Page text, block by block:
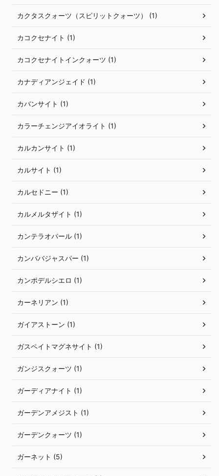
カクタスクォーツ（スピリットクォーツ） (1)
カコクセナイト (1)
カコクセナイトインクォーツ (1)
カナディアンジェイド (1)
カバンサイト (1)
カラーチェンジアイオライト (1)
カルカンサイト (1)
カルサイト (1)
カルセドニー (1)
カルメルタザイト (1)
カンテラオパール (1)
カンババジャスパー (1)
カンポデルシエロ (1)
カーネリアン (1)
ガイアストーン (1)
ガスペイトマグネサイト (1)
ガンジスクォーツ (1)
ガーディアナイト (1)
ガーデンアメジスト (1)
ガーデンクォーツ (1)
ガーネット (5)